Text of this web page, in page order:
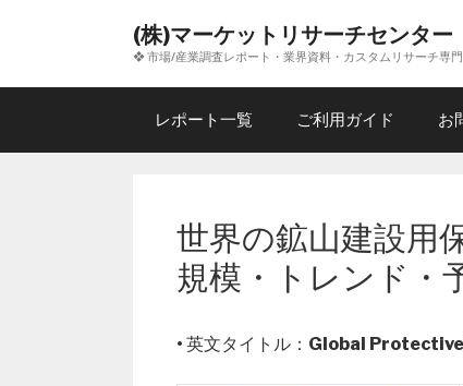
ン
(株)マーケットリサーチセンター
❖ 市場/産業調査レポート・業界資料・カスタムリサーチ専門
レポート一覧 ご利用ガイド お
世界の鉱山建設用
規模・トレンド・
• 英文タイトル： Global